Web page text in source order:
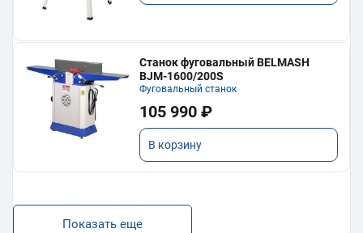
Станок фуговальный BELMASH
BJM-1600/200S
Фуговальный станок
105 990 ₽
В корзину
Показать еще